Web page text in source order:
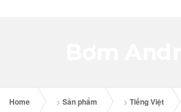
Home > Sản phẩm > Tiếng Việt